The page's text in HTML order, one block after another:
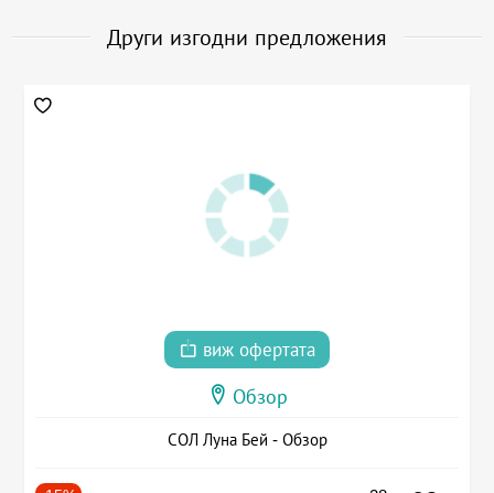
Други изгодни предложения
виж офертата
Обзор
СОЛ Луна Бей - Обзор